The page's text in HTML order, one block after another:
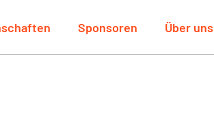
Sponsoren Über uns